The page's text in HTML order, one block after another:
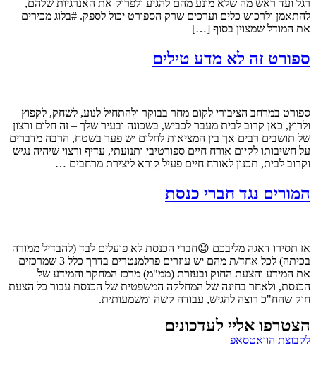
רגל ועד ראש מה שלא מונע מהם להגיע ולפרוק את האנרגיות שלהם,
להתאמן ולרכוש כלים וערכים שרק הספורט יכול לספק. #בלוג מכירים
את המודל שמצוין בסוף […]
ספורט זה לא מדע טילים
ספורט במרחב הציבורי לקום מחר בבוקר ולהתחיל לנוע, לשחק, לקפוץ
ולרוץ, כאן קרוב לבית מעבר לכביש, בשכונה ובעיר שלך – זה חלום ורצון
של תושבים רבים אך בין המציאות לחלום יש פער בשטח, הרבה מדברים
על חשיבותו לקיום אורח חיים ספורטיבי ותנועתי, עדיף ורצוי שיהיה נגיש
וקרוב לבית, תכנון לאורח חיים פעיל קורא ליצירת מרחבים …
המורים נגד חברי כנסת
אז תסירו דאגה מליבכם 😟חברי הכנסת לא פועלים לבד (להבדיל ממורה
בכיתה) לכל אחד/ת מהם יש עוזרים פרלמנטרים בדרך כלל 3 שמרכזים
את המידע והצעת החוק ובעזרת (ממ"מ) מרכז המחקר והמידע של
הכנסת, ולאחר בחינה של המחלקה המשפטית של הכנסת עבור כל הצעת
חוק שהח"כ רוצה להגיש, עבודה קשה ומשמעותית.
הצטרפו אליי לעדכונים
לקבוצת הוואטסאפ